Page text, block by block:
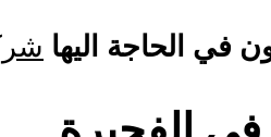
في الحاجة اليها